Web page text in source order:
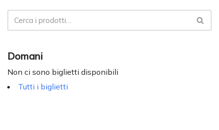
Domani
Non ci sono biglietti disponibili
Tutti i biglietti